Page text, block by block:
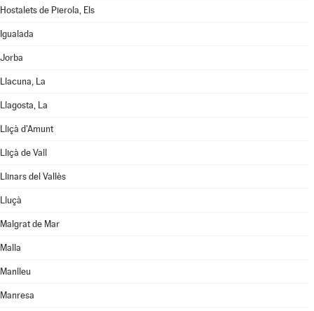
Hostalets de Pierola, Els
Igualada
Jorba
Llacuna, La
Llagosta, La
Lliçà d'Amunt
Lliçà de Vall
Llinars del Vallès
Lluçà
Malgrat de Mar
Malla
Manlleu
Manresa